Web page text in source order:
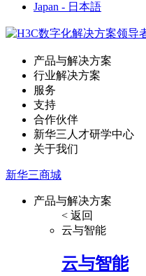
Japan - 日本語
产品与解决方案
行业解决方案
服务
支持
合作伙伴
新华三人才研学中心
关于我们
新华三商城
产品与解决方案
< 返回
云与智能
云与智能